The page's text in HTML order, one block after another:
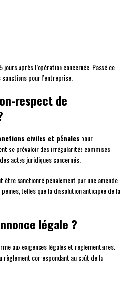
après l’opération concernée. Passé ce
pour l’entreprise.
respect de
civiles et pénales pour
se prévaloir des irrégularités commises
actes juridiques concernés.
sanctionné pénalement par une amende
telles que la dissolution anticipée de la
légale ?
aux exigences légales et réglementaires.
règlement correspondant au coût de la